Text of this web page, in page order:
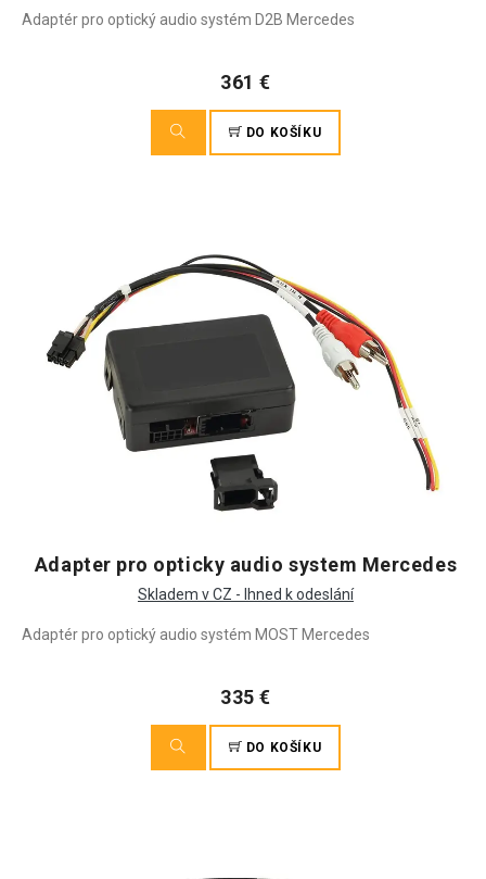
Adaptér pro optický audio systém D2B Mercedes
361 €
DO KOŠÍKU
Adapter pro opticky audio system Mercedes
Skladem v CZ - Ihned k odeslání
Adaptér pro optický audio systém MOST Mercedes
335 €
DO KOŠÍKU